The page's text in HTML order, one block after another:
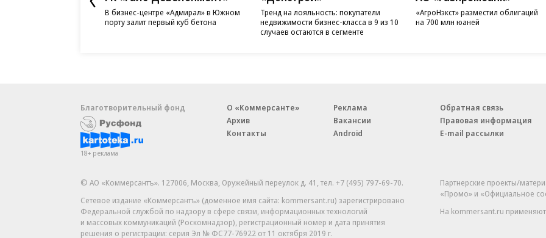
В бизнес-центре «Адмирал» в Южном
порту залит первый куб бетона
Тренд на лояльность: покупатели
недвижимости бизнес-класса в 9 из 10
случаев остаются в сегменте
«АгроНэкст» разместил облигаций
на 700 млн юаней
Благотворительный фонд
18+ реклама
О «Коммерсанте»
Архив
Контакты
Реклама
Вакансии
Android
Обратная связь
Правовая информация
E-mail рассылки
© АО «Коммерсантъ». 127006, Москва, Оружейный переулок д. 41,тел. +7 (495) 797-69-70.
Сетевое издание «Коммерсантъ» (доменное имя сайта: kommersant.ru) зарегистрировано
Федеральной службой по надзору в сфере связи, информационных технологий
и массовых коммуникаций (Роскомнадзор), регистрационный номер и дата принятия
решения о регистрации: серия Эл № ФС77-76922 от 11 октября 2019 г.
Партнерские проекты/
«Промо» и «Официальное
На kommersant.ru